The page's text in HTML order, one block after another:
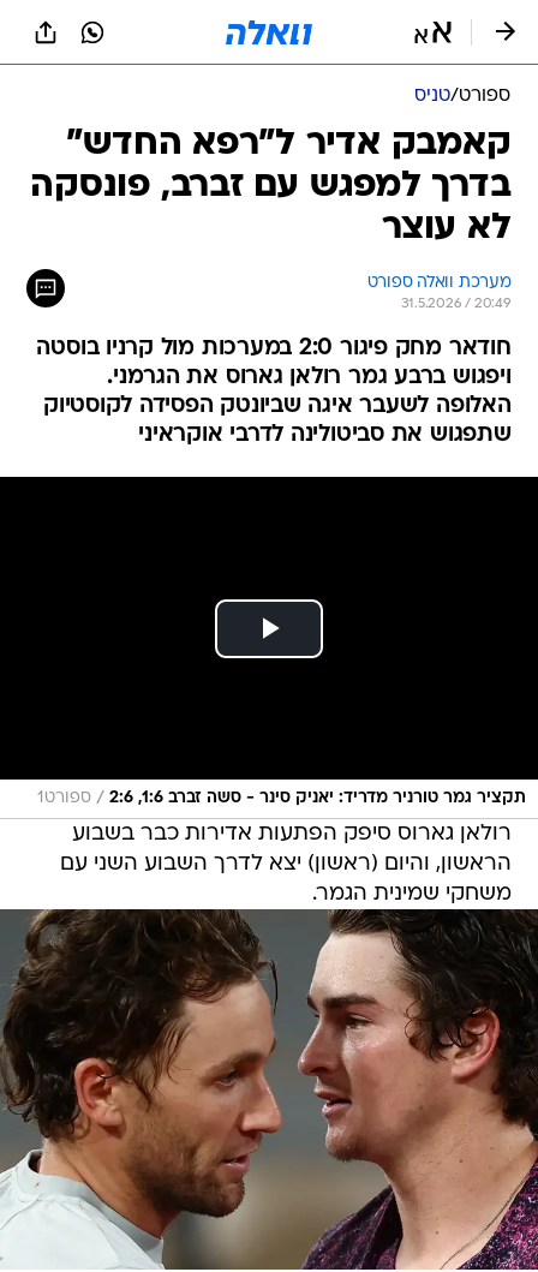
ספורט/טניס
קאמבק אדיר ל"רפא החדש"
בדרך למפגש עם זברב, פונסקה
לא עוצר
מערכת וואלה ספורט
31.5.2026 / 20:49
חודאר מחק פיגור 2:0 במערכות מול קרניו בוסטה
ויפגוש ברבע גמר רולאן גארוס את הגרמני.
האלופה לשעבר איגה שביונטק הפסידה לקוסטיוק
שתפגוש את סביטולינה לדרבי אוקראיני
תקציר גמר טורניר מדריד: יאניק סינר - סשה זברב 1:6, 2:6 / ספורט1
רולאן גארוס סיפק הפתעות אדירות כבר בשבוע
הראשון, והיום (ראשון) יצא לדרך השבוע השני עם
משחקי שמינית הגמר.